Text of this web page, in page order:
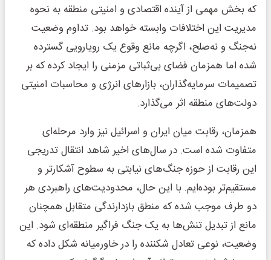
که بخش مهمی از آینده اقتصادی و امنیتی منطقه به نحوه
مدیریت این اختلافات وابسته خواهد بود. تداوم وضعیت
نه‌جنگ و نه‌صلح، اگرچه مانع وقوع یک رویارویی گسترده
شده اما همزمان فضای بی‌ثباتی مزمنی را ایجاد کرده که بر
تصمیمات سرمایه‌گذاران، بازارهای انرژی و محاسبات امنیتی
دولت‌های منطقه اثر می‌گذارد.
همزمان، رقابت میان ایران و اسرائیل نیز وارد مرحله‌ای
متفاوت شده است. در سال‌های اخیر شاهد انتقال تدریجی
این رقابت از حوزه جنگ‌های نیابتی به سطوح آشکارتر و
مستقیم‌تر بوده‌ایم. با این حال، محدودیت‌های راهبردی هر
دو طرف موجب شده که منطق بازدارندگی متقابل همچنان
مانع از تبدیل تنش‌ها به یک جنگ فراگیر منطقه‌ای شود. این
وضعیت، نوعی تعادل شکننده را در خاورمیانه شکل داده که